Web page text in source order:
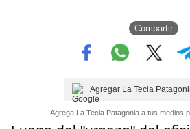
Compartir
Agregar La Tecla
Agrega La Tecla Patagonia a tus medios